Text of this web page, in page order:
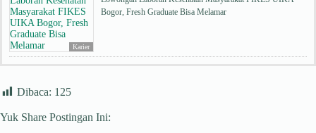
Karier
Bogor, Fresh Graduate Bisa Melamar
Dibaca: 125
Yuk Share Postingan Ini: